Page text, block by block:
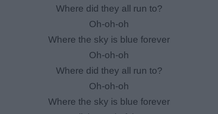
Where did they all run to?
Oh-oh-oh
Where the sky is blue forever
Oh-oh-oh
Where did they all run to?
Oh-oh-oh
Where the sky is blue forever